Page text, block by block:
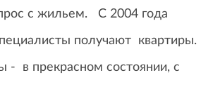
с жильем. С 2004 года
получают квартиры.
- в прекрасном состоянии, с